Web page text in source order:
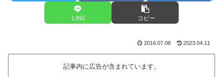
LINE コピー
2016.07.08 2023.04.11
記事内に広告が含まれています。